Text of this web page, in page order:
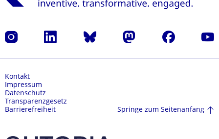
Instagram LinkedIn Bluesky Mastodon Facebook
Kontakt
Impressum
Datenschutz
Transparenzgesetz
Barrierefreiheit
Springe zum Seitenanfang